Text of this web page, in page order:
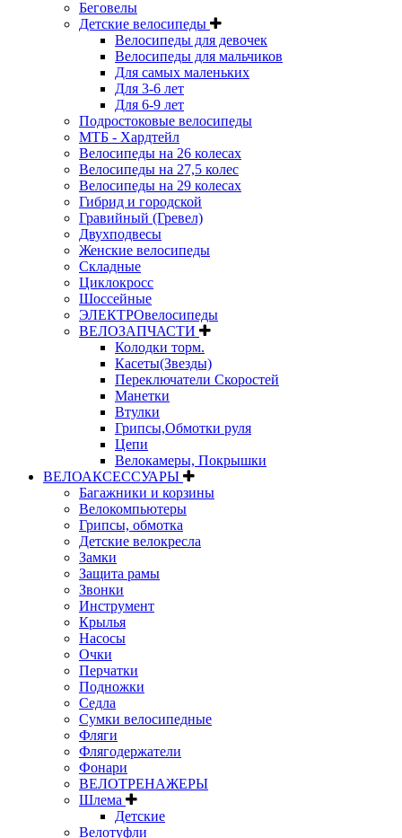
Беговелы
Детские велосипеды
Велосипеды для девочек
Велосипеды для мальчиков
Для самых маленьких
Для 3-6 лет
Для 6-9 лет
Подростоковые велосипеды
МТБ - Хардтейл
Велосипеды на 26 колесах
Велосипеды на 27,5 колес
Велосипеды на 29 колесах
Гибрид и городской
Гравийный (Гревел)
Двухподвесы
Женские велосипеды
Складные
Циклокросс
Шоссейные
ЭЛЕКТРОвелосипеды
ВЕЛОЗАПЧАСТИ
Колодки торм.
Касеты(Звезды)
Переключатели Скоростей
Манетки
Втулки
Грипсы,Обмотки руля
Цепи
Велокамеры, Покрышки
ВЕЛОАКСЕССУАРЫ
Багажники и корзины
Велокомпьютеры
Грипсы, обмотка
Детские велокресла
Замки
Защита рамы
Звонки
Инструмент
Крылья
Насосы
Очки
Перчатки
Подножки
Седла
Сумки велосипедные
Фляги
Флягодержатели
Фонари
ВЕЛОТРЕНАЖЕРЫ
Шлема
Детские
Велотуфли